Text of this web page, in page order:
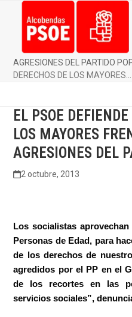
contentmobile
menu
mobile
menu
AGRESIONES DEL PARTIDO
DERECHOS DE LOS MAYORES…
EL PSOE
LOS MAYORES
AGRESIONES DEL
2 octubre, 2013
Los socialistas
Personas de Edad, para
de los derechos de
agredidos por el PP en el
de los recortes en las
servicios sociales”,